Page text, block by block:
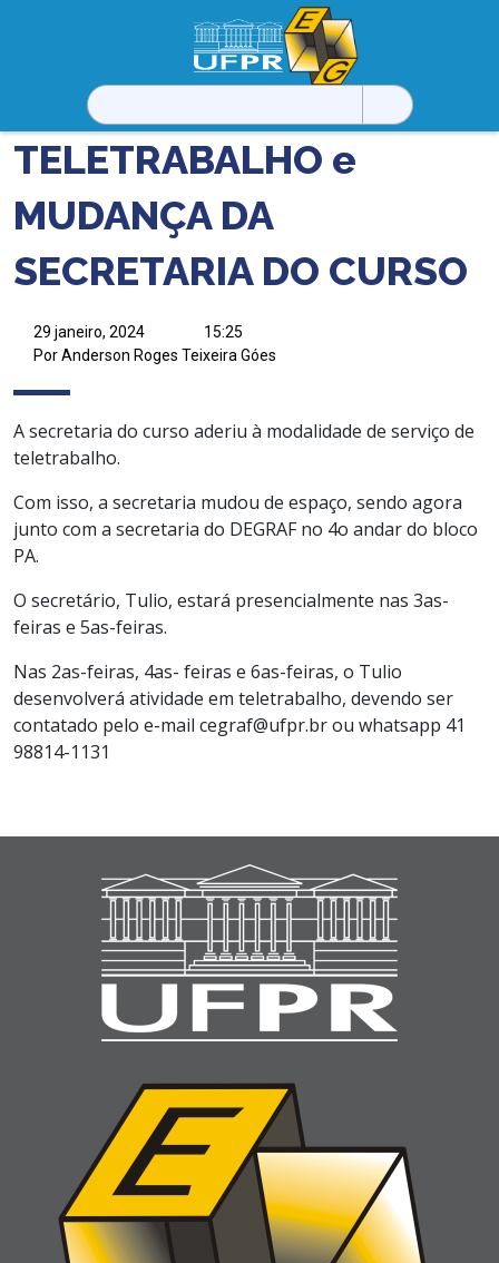
Pesquisar
por:
TELETRABALHO e
MUDANÇA DA
SECRETARIA DO CURSO
29 janeiro, 2024
15:25
Por Anderson Roges Teixeira Góes
A secretaria do curso aderiu à modalidade de serviço de
teletrabalho.
Com isso, a secretaria mudou de espaço, sendo agora
junto com a secretaria do DEGRAF no 4o andar do bloco
PA.
O secretário, Tulio, estará presencialmente nas 3as-
feiras e 5as-feiras.
Nas 2as-feiras, 4as- feiras e 6as-feiras, o Tulio
desenvolverá atividade em teletrabalho, devendo ser
contatado pelo e-mail cegraf@ufpr.br ou whatsapp 41
98814-1131